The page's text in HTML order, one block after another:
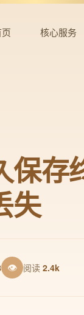
核心服务
保存
失
👁 阅读 2.4k